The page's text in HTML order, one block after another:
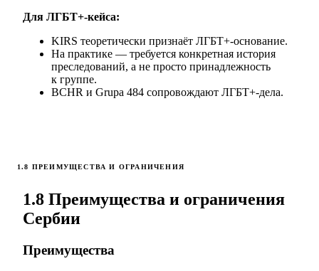
Для ЛГБТ+-кейса:
KIRS теоретически признаёт ЛГБТ+-основание.
На практике — требуется конкретная история
преследований, а не просто принадлежность
к группе.
BCHR и Grupa 484 сопровождают ЛГБТ+-дела.
1.8 ПРЕИМУЩЕСТВА И ОГРАНИЧЕНИЯ
1.8 Преимущества и ограничения
Сербии
Преимущества